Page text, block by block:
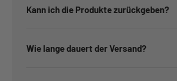
Kann ich die Produkte zurückgeben?
Wie lange dauert der Versand?